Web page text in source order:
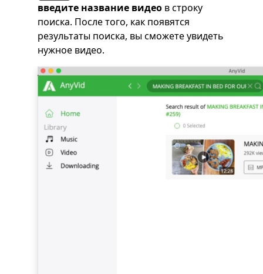
введите название видео в строку
поиска. После того, как появятся
результаты поиска, вы сможете увидеть
нужное видео.